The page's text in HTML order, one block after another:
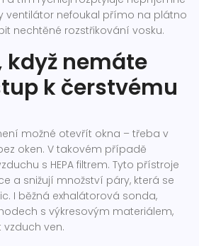
ventilátor nefoukal přímo na plátno
nechtěné rozstřikování vosku.
když nemáte
k čerstvému
možné otevřít okna – třeba v
oken. V takovém případě
s HEPA filtrem. Tyto přístroje
a snižují množství páry, která se
I běžná exhalátorová sonda,
s výkresovým materiálem,
ven.